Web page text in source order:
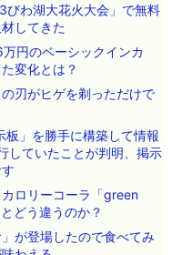
びわ湖大花火大会」で無料
してきた
円のベーシックインカ
変化とは？
刃がヒゲを剃っただけで
」を勝手に構築して情報
していたことが判明、掲示
ロリーコーラ「green
どう違うのか？
が登場したので食べてみ